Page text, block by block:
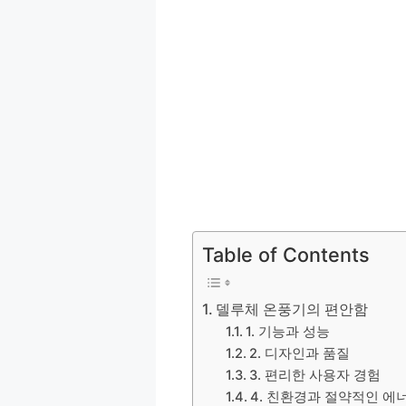
Table of Contents
델루체 온풍기의 편안함
1. 기능과 성능
2. 디자인과 품질
3. 편리한 사용자 경험
4. 친환경과 절약적인 에